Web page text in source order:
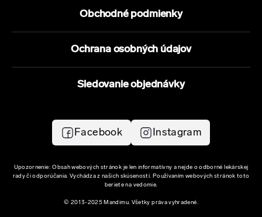
Obchodné podmienky
Ochrana osobných údajov
Sledovanie objednávky
Facebook Instagram
Upozornenie: Obsah webových stránok je len informatívny a nejde o odborné lekárskej
rady či odporúčania. Vychádza z našich skúseností. Používaním webových stránok toto
beriete na vedomie.
© 2013-2025 Mandimu. Všetky práva vyhradené.